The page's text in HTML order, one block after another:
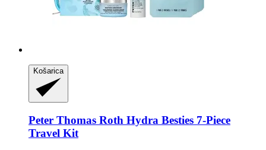
Košarica
Peter Thomas Roth Hydra Besties 7-​Piece
Travel Kit